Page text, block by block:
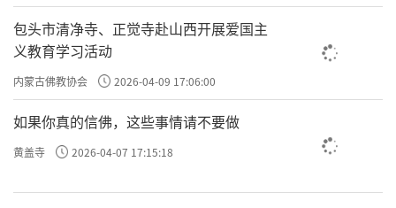
包头市清净寺、正觉寺赴山西开展爱国主
义教育学习活动
内蒙古佛教协会 2026-04-09 17:06:00
如果你真的信佛，这些事情请不要做
黄盖寺 2026-04-07 17:15:18